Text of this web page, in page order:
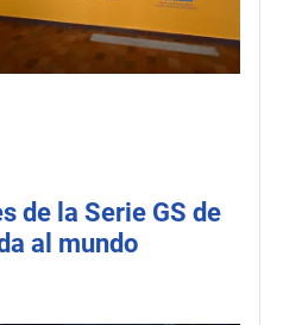
de la Serie GS de
al mundo